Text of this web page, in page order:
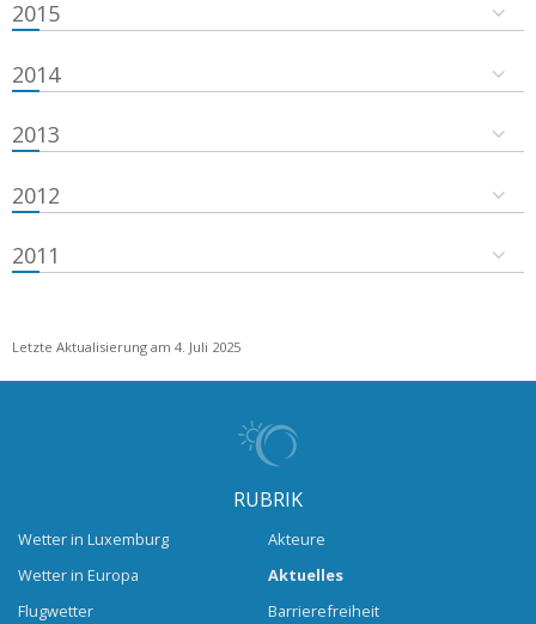
2015
2014
2013
2012
2011
Letzte Aktualisierung am 4. Juli 2025
RUBRIK
Wetter in Luxemburg
Wetter in Europa
Flugwetter
Akteure
Aktuelles
Barrierefreiheit